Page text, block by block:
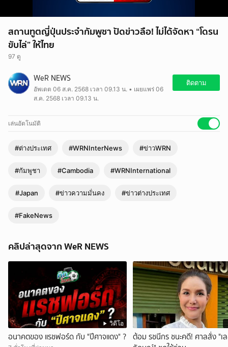
สถานทูตญี่ปุ่นประจำกัมพูชา ปัดข่าวลือ! ไม่ได้จัดหา “โดรน
ขับไล่” ให้ไทย
97 ดู
WeR NEWS
อัพเดต 06 ส.ค. 2568 เวลา 09.13 น. • เผยแพร่ 06
ส.ค. 2568 เวลา 09.13 น.
ติดตาม
เล่นอัตโนมัติ
#ต่างประเทศ #WRNInterNews #ข่าวWRN
#กัมพูชา #Cambodia #WRNInternational
#Japan #ข่าวความมั่นคง #ข่าวต่างประเทศ
#FakeNews
คลิปล่าสุดจาก WeR NEWS
วิดีโอ
อนาคตของ แรชฟอร์ด กับ "ปีศาจแดง" ? ต้อม รชนีกร ชนะคดี! ศาลสั่ง "เ